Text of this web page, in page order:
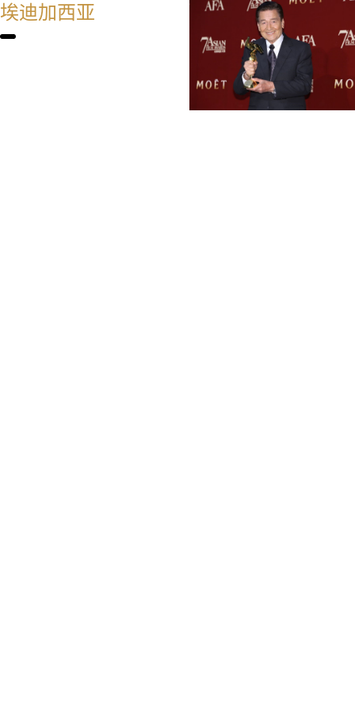
埃迪加西亚